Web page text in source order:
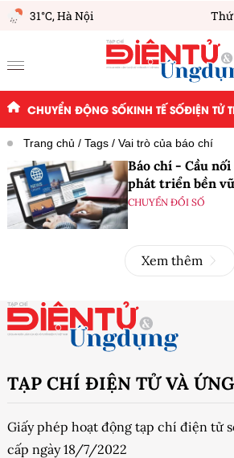
31°C,Hà Nội Thứ
CHUYỂN ĐỘNG SỐKINH TẾ SỐĐIỆN TỬ
Trang chủ Tags Vai trò của báo chí
Báo chí - Cầu
phát triển bền
CHUYỂN ĐỔI SỐ
Xem thêm
TẠP CHÍ ĐIỆN TỬ VÀ
Giấy phép hoạt động tạp chí điện tử
cấp ngày 18/7/2022